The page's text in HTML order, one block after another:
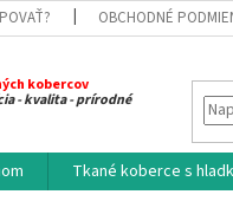
OBCHODNÉ
kobercov
- kvalita - prírodné
Tkané koberce s